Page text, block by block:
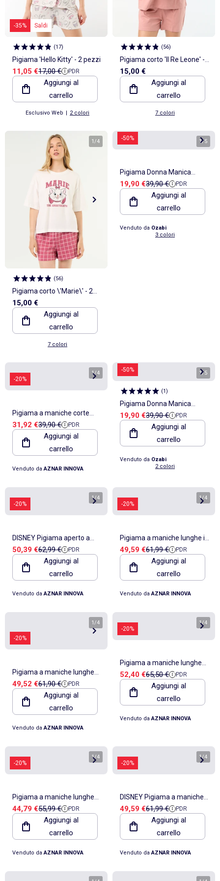
-35% Saldi
(17)
Pigiama 'Hello Kitty' - 2 pezzi
Prezzo di vendita
11,05 €Prezzo di riferimento
17,00 € PDR
Aggiungi al
carrello
Esclusivo Web | 2 colori
(56)
Pigiama corto 'Il Re Leone' - 2
pezzi
15,00 €
Aggiungi al
carrello
7 colori
1/4
(56)
Pigiama corto \'Marie\' - 2
pezzi
15,00 €
Aggiungi al
carrello
7 colori
-50% 1/5
Pigiama Donna Manica
Lunga OZABI
Prezzo di vendita
19,90 €Prezzo di riferimento
39,90 € PDR
Aggiungi al
carrello
Venduto da Ozabi
3 colori
-20%
1/4
Pigiama a maniche corte
ADMAS da donna Ocean
Lover
Prezzo di vendita
31,92 €Prezzo di riferimento
39,90 € PDR
Aggiungi al
carrello
Venduto da AZNAR INNOVA
-50% 1/5
(1)
Pigiama Donna Manica
Lunga OZABI
Prezzo di vendita
19,90 €Prezzo di riferimento
39,90 € PDR
Aggiungi al
carrello
Venduto da Ozabi
2 colori
-20%
1/4
DISNEY Pigiama aperto a
maniche lunghe You Make
Me Love da donna
Prezzo di vendita
50,39 €Prezzo di riferimento
62,99 € PDR
Aggiungi al
carrello
Venduto da AZNAR INNOVA
-20%
1/4
Pigiama a maniche lunghe in
peluche DISNEY da donna,
modello Topolino
Prezzo di vendita
49,59 €Prezzo di riferimento
61,99 € PDR
Aggiungi al
carrello
Venduto da AZNAR INNOVA
-20%
1 /4
Pigiama a maniche lunghe
con schiena scoperta e
motivo pied de poule da
donna ADMAS
Prezzo di vendita
49,52 €Prezzo di riferimento
61,90 € PDR
Aggiungi al
carrello
Venduto da AZNAR INNOVA
-20%
1/4
Pigiama a maniche lunghe
Disney da donna con
Topolino e le sue feste
Prezzo di vendita
52,40 €Prezzo di riferimento
65,50 € PDR
Aggiungi al
carrello
Venduto da AZNAR INNOVA
-20%
1/4
Pigiama a maniche lunghe
da donna ADMAS Enjoy
Every Moment
Prezzo di vendita
44,79 €Prezzo di riferimento
55,99 € PDR
Aggiungi al
carrello
Venduto da AZNAR INNOVA
-20%
1/4
DISNEY Pigiama a maniche
lunghe da donna You Make
Me Love
Prezzo di vendita
49,59 €Prezzo di riferimento
61,99 € PDR
Aggiungi al
carrello
Venduto da AZNAR INNOVA